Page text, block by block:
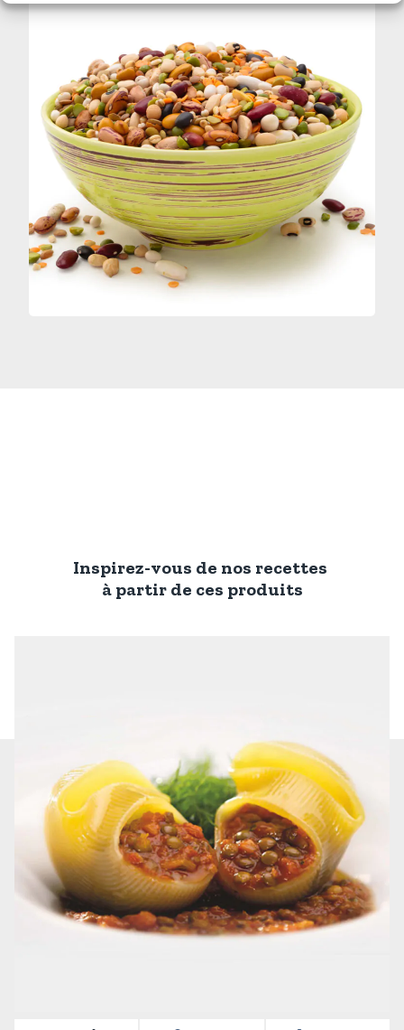
Inspirez-vous de nos recettes
à partir de ces produits